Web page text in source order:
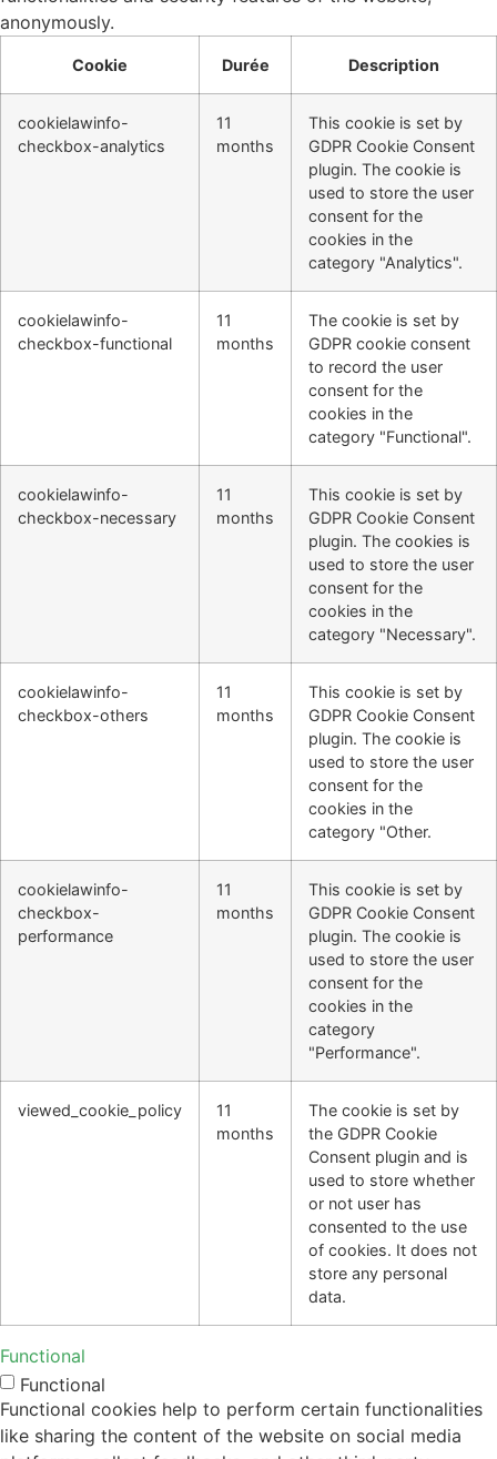
anonymously.
Cookie Durée Description
cookielawinfo-
checkbox-analytics
11
months
This cookie is set by
GDPR Cookie Consent
plugin. The cookie is
used to store the user
consent for the
cookies in the
category "Analytics".
cookielawinfo-
checkbox-functional
11
months
The cookie is set by
GDPR cookie consent
to record the user
consent for the
cookies in the
category "Functional".
cookielawinfo-
checkbox-necessary
11
months
This cookie is set by
GDPR Cookie Consent
plugin. The cookies is
used to store the user
consent for the
cookies in the
category "Necessary".
cookielawinfo-
checkbox-others
11
months
This cookie is set by
GDPR Cookie Consent
plugin. The cookie is
used to store the user
consent for the
cookies in the
category "Other.
cookielawinfo-
checkbox-
performance
11
months
This cookie is set by
GDPR Cookie Consent
plugin. The cookie is
used to store the user
consent for the
cookies in the
category
"Performance".
viewed_cookie_policy
11
months
The cookie is set by
the GDPR Cookie
Consent plugin and is
used to store whether
or not user has
consented to the use
of cookies. It does not
store any personal
data.
Functional
Functional
Functional cookies help to perform certain functionalities
like sharing the content of the website on social media